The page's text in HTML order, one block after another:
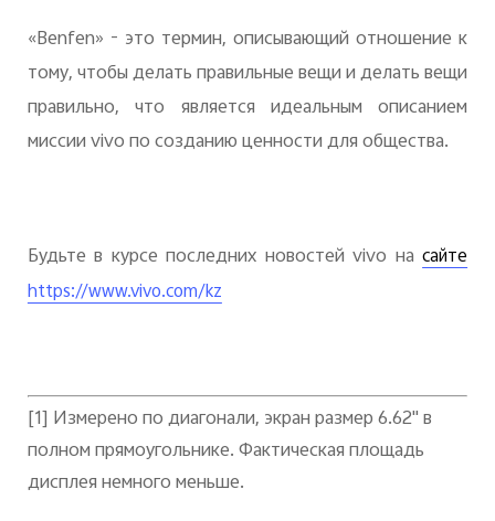
«Benfen» - это термин, описывающий отношение к
тому, чтобы делать правильные вещи и делать вещи
правильно, что является идеальным описанием
миссии vivo по созданию ценности для общества.
Будьте в курсе последних новостей vivo насайте
https://www.vivo.com/kz
[1] Измерено по диагонали, экранразмер 6.62" в
полном прямоугольнике. Фактическая площадь
дисплея немного меньше.